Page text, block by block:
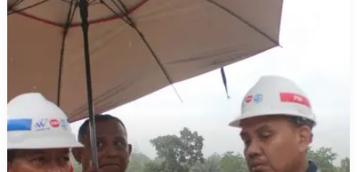
Safety
Terhindar
Kecelakaan
Kerja